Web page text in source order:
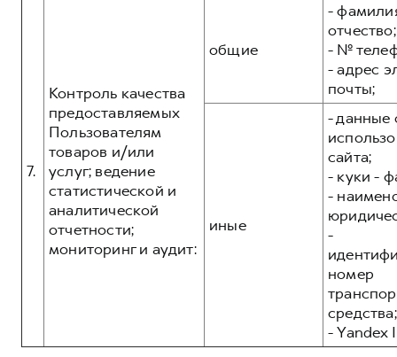
7.
Контроль качества
предоставляемых
Пользователям
товаров и/или
услуг; ведение
статистической и
аналитической
отчетности;
мониторинг и аудит:
общие
-
отчество;
- №
- адрес
почты;
иные
- данные
сайта;
- куки -
-
-
номер
средства;
- Yandex